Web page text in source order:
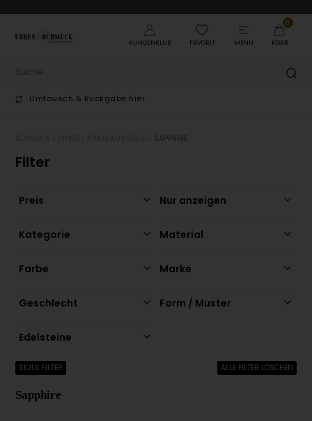
KUNDENKLUB FAVORIT MENU
0
KORB
Umtausch & Rückgabe hier
SAPPHIRE
Filter
Preis Nur anzeigen
Kategorie Material
Farbe Marke
Geschlecht Form / Muster
Edelsteine
SKJUL FILTER ALLE FILTER LÖSCHEN
Sapphire